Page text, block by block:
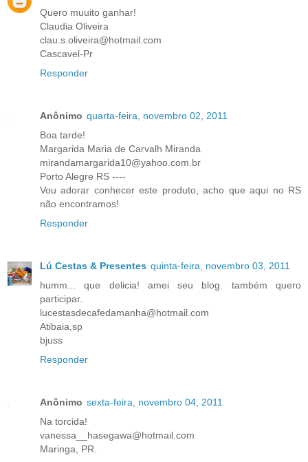
Quero muuito ganhar!
Claudia Oliveira
clau.s.oliveira@hotmail.com
Cascavel-Pr
Responder
Anônimo quarta-feira, novembro 02, 2011
Boa tarde!
Margarida Maria de Carvalh Miranda
mirandamargarida10@yahoo.com.br
Porto Alegre RS ----
Vou adorar conhecer este produto, acho que aqui no RS
não encontramos!
Responder
Lú Cestas & Presentes quinta-feira, novembro 03, 2011
humm... que delicia! amei seu blog. também quero
participar.
lucestasdecafedamanha@hotmail.com
Atibaia,sp
bjuss
Responder
Anônimo sexta-feira, novembro 04, 2011
Na torcida!
vanessa__hasegawa@hotmail.com
Maringa, PR.